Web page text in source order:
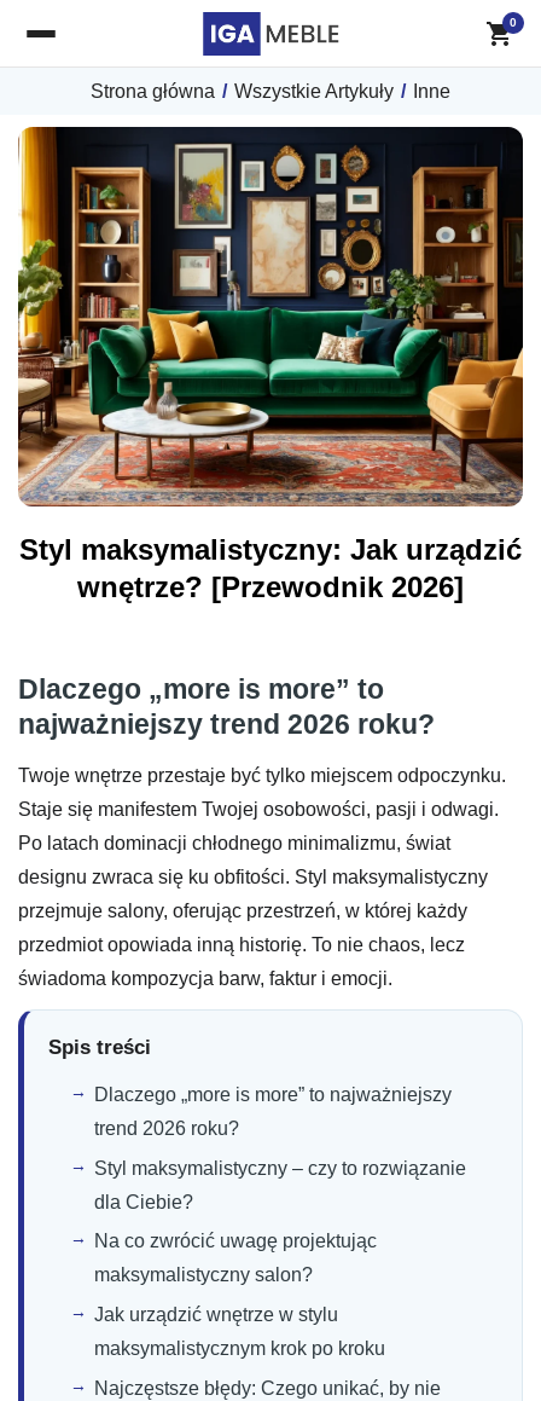
Strona główna / Wszystkie Artykuły / Inne
Styl maksymalistyczny: Jak urządzić
wnętrze? [Przewodnik 2026]
Dlaczego „more is more” to
najważniejszy trend 2026 roku?
Twoje wnętrze przestaje być tylko miejscem odpoczynku.
Staje się manifestem Twojej osobowości, pasji i odwagi.
Po latach dominacji chłodnego minimalizmu, świat
designu zwraca się ku obfitości. Styl maksymalistyczny
przejmuje salony, oferując przestrzeń, w której każdy
przedmiot opowiada inną historię. To nie chaos, lecz
świadoma kompozycja barw, faktur i emocji.
Spis treści
Dlaczego „more is more” to najważniejszy
trend 2026 roku?
Styl maksymalistyczny – czy to rozwiązanie
dla Ciebie?
Na co zwrócić uwagę projektując
maksymalistyczny salon?
Jak urządzić wnętrze w stylu
maksymalistycznym krok po kroku
Najczęstsze błędy: Czego unikać, by nie
0